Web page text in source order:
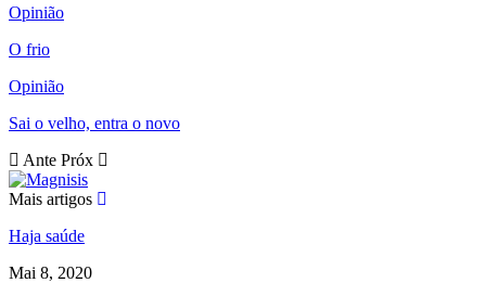
Opinião
O frio
Opinião
Sai o velho, entra o novo
Ante Próx
Mais artigos
Haja saúde
Mai 8, 2020